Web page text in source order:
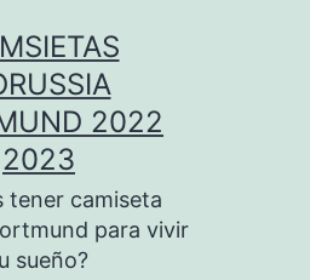
2022
2023
tener camiseta
para vivir
sueño?